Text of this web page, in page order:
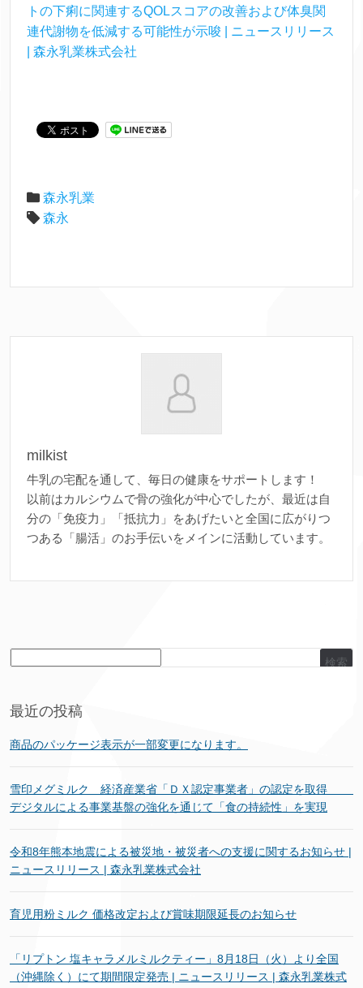
トの下痢に関連するQOLスコアの改善および体臭関
連代謝物を低減する可能性が示唆 | ニュースリリース
| 森永乳業株式会社
森永乳業
森永
milkist
牛乳の宅配を通して、毎日の健康をサポートします！
以前はカルシウムで骨の強化が中心でしたが、最近は自
分の「免疫力」「抵抗力」をあげたいと全国に広がりつ
つある「腸活」のお手伝いをメインに活動しています。
検索
最近の投稿
商品のパッケージ表示が一部変更になります。
雪印メグミルク 経済産業省「ＤＸ認定事業者」の認定を取得
デジタルによる事業基盤の強化を通じて「食の持続性」を実現
令和8年熊本地震による被災地・被災者への支援に関するお知らせ |
ニュースリリース | 森永乳業株式会社
育児用粉ミルク 価格改定および賞味期限延長のお知らせ
「リプトン 塩キャラメルミルクティー」8月18日（火）より全国
（沖縄除く）にて期間限定発売 | ニュースリリース | 森永乳業株式